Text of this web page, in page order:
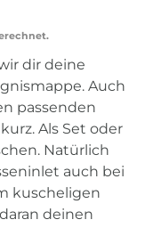
dir deine
Auch
passenden
Als Set oder
Natürlich
auch bei
kuscheligen
deinen